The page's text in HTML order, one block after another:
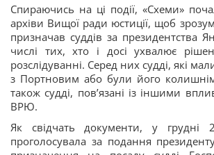
Спираючись на ці події, «Схеми»
архіви Вищої ради юстиції, щоб
призначав суддів за президентства
числі тих, хто і досі ухвалює
розслідуванні. Серед них судді, які
з Портновим або були його
також судді, пов’язані із іншими
ВРЮ.
Як свідчать документи, у
проголосувала за подання